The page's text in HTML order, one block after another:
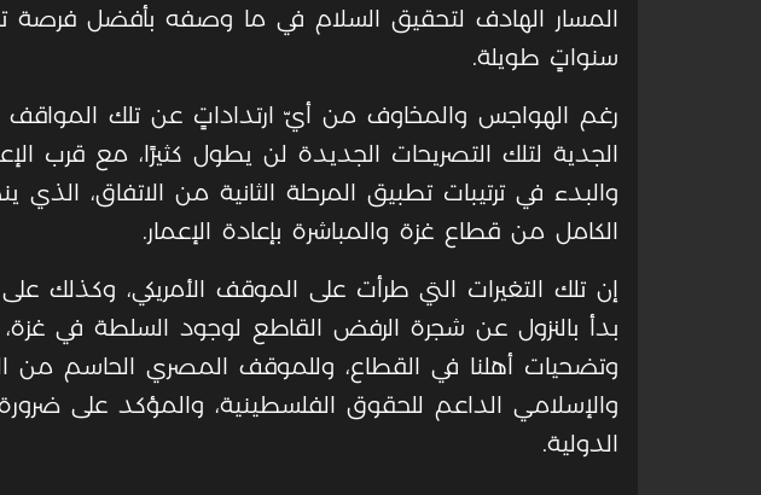
المسار الهادف لتحقيق السلام في ما وصفه بأفضل فرصة
سنواتٍ طويلة.
رغم الهواجس والمخاوف من أيّ ارتداداتٍ عن تلك المواقف
الجدية لتلك التصريحات الجديدة لن يطول كثيرًا، مع قرب
والبدء في ترتيبات تطبيق المرحلة الثانية من الاتفاق،
الكامل من قطاع غزة والمباشرة بإعادة الإعمار.
إن تلك التغيرات التي طرأت على الموقف الأمريكي، وكذلك
بدأ بالنزول عن شجرة الرفض القاطع لوجود السلطة في غزة،
وتضحيات أهلنا في القطاع، وللموقف المصري الحاسم من
والإسلامي الداعم للحقوق الفلسطينية، والمؤكد على
الدولية.